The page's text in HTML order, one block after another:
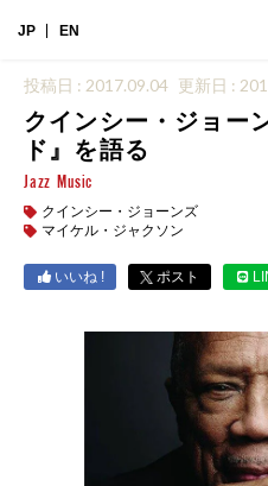
JP EN
投稿日 : 2017.09.04 更新日 :
クインシー・ジョ
ド』を語る
Jazz Music
クインシー・ジョーンズ
マイケル・ジャクソン
いいね ! ポスト